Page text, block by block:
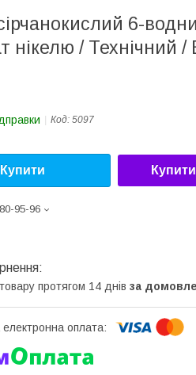
6-
нікелю / Технічний /
Код: 5097
Купити
95-96
протягом 14 днів за